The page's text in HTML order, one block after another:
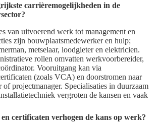
carrièremogelijkheden in de
van uitvoerend werk tot management en
zijn bouwplaatsmedewerker en hulp;
metselaar, loodgieter en elektricien.
rollen omvatten werkvoorbereider,
Vooruitgang kan via
(zoals VCA) en doorstromen naar
projectmanager. Specialisaties in duurzaam
vergroten de kansen en vaak
certificaten verhogen de kans op werk?